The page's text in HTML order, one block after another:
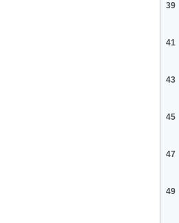
39
41
43
45
47
49